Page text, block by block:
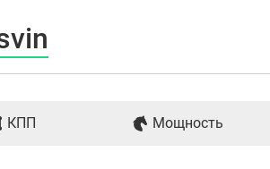
КПП Мощность